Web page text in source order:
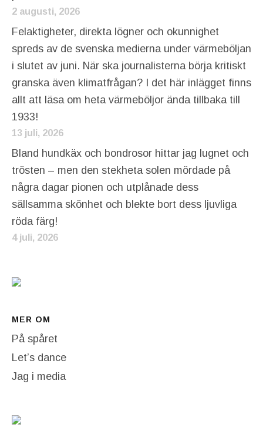
2 augusti, 2026
Felaktigheter, direkta lögner och okunnighet
spreds av de svenska medierna under värmeböljan
i slutet av juni. När ska journalisterna börja kritiskt
granska även klimatfrågan? I det här inlägget finns
allt att läsa om heta värmeböljor ända tillbaka till
1933!
13 juli, 2026
Bland hundkäx och bondrosor hittar jag lugnet och
trösten – men den stekheta solen mördade på
några dagar pionen och utplånade dess
sällsamma skönhet och blekte bort dess ljuvliga
röda färg!
4 juli, 2026
MER OM
På spåret
Let’s dance
Jag i media